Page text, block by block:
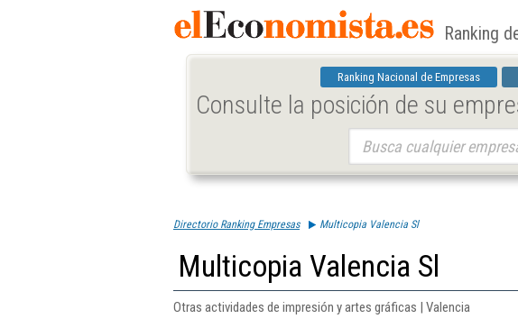
Ranking
Ranking Nacional de Empresas
Consulte la posición de su
Directorio Ranking Empresas Multicopia Valencia Sl
Multicopia Valencia Sl
Otras actividades de impresión y artes gráficas | Valencia